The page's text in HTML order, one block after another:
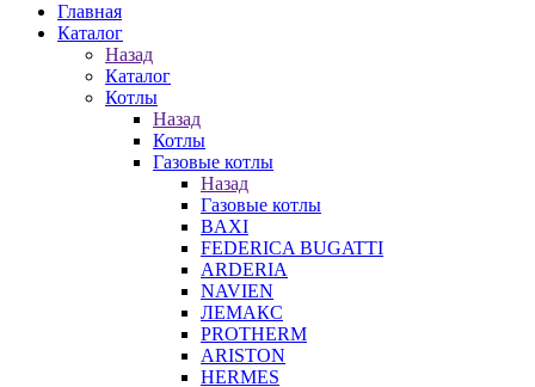
Главная
Каталог
Назад
Каталог
Котлы
Назад
Котлы
Газовые котлы
Назад
Газовые котлы
BAXI
FEDERICA BUGATTI
ARDERIA
NAVIEN
ЛЕМАКС
PROTHERM
ARISTON
HERMES